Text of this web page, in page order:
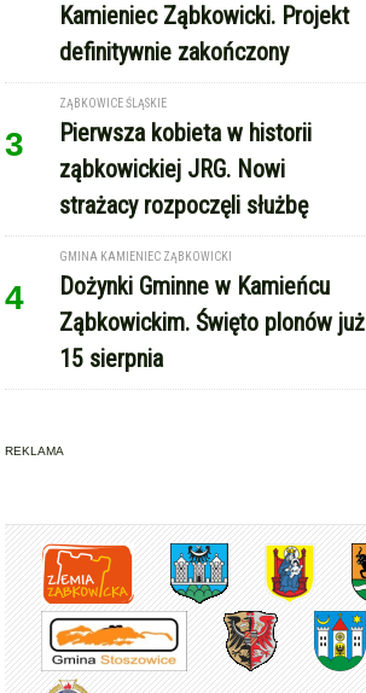
Kamieniec Ząbkowicki. Projekt
definitywnie zakończony
3
ZĄBKOWICE ŚLĄSKIE
Pierwsza kobieta w historii
ząbkowickiej JRG. Nowi
strażacy rozpoczęli służbę
4
GMINA KAMIENIEC ZĄBKOWICKI
Dożynki Gminne w Kamieńcu
Ząbkowickim. Święto plonów już
15 sierpnia
REKLAMA